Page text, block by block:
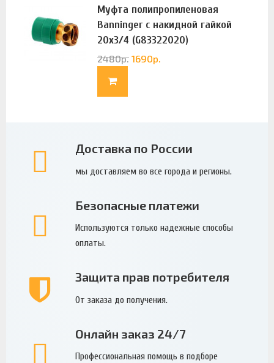
Муфта полипропиленовая
Banninger с накидной гайкой
20х3/4 (G83322020)
2480р. 1690р.
Доставка по России
мы доставляем во все города и регионы.
Безопасные платежи
Используются только надежные способы
оплаты.
Защита прав потребителя
От заказа до получения.
Онлайн заказ 24/7
Профессиональная помощь в подборе